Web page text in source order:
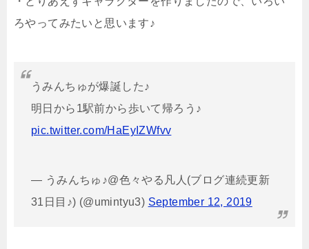
ろやってみたいと思います♪
うみんちゅが爆誕した♪
明日から1駅前から歩いて帰ろう♪
pic.twitter.com/HaEyIZWfvv
— うみんちゅ♪@色々やる凡人(ブログ連続更新
31日目♪) (@umintyu3) September 12, 2019